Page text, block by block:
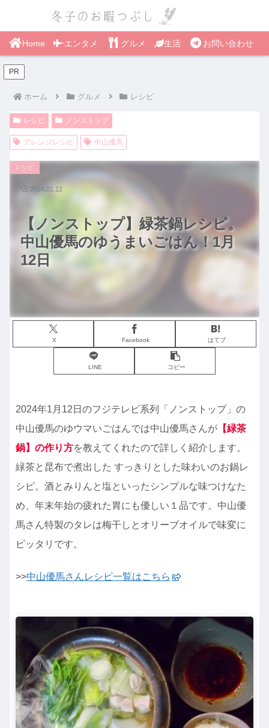
Home エンタメ グルメ 生活 お問い合わせ
PR
ホーム グルメ レシピ
レシピ ノンストップ
アレンジレシピ 中山優馬
【ノンストップ】緑茶鍋レシピ。
中山優馬のゆうまいごはん！1月
12日
レシピ
X Facebook はてブ
LINE コピー
2024.01.12
2024年1月12日のフジテレビ系列「ノンストップ」の
中山優馬のゆウマいごはんでは中山優馬さんが 【緑茶
鍋】の作り方を教えてくれたので詳しく紹介します。
緑茶と昆布で煮出した すっきりとした味わいのお鍋レ
シピ。酒とみりんと塩といったシンプルな味つけなた
め、年末年始の疲れた胃にも優しい１品です。中山優
馬さん特製のタレは梅干しとオリーブオイルで味変に
ピッタリです。
>>中山優馬さんレシピ一覧はこちら